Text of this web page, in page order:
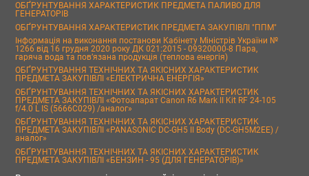
ОБҐРУНТУВАННЯ ХАРАКТЕРИСТИК ПРЕДМЕТА ПАЛИВО ДЛЯ
ГЕНЕРАТОРІВ
ОБҐРУНТУВАННЯ ХАРАКТЕРИСТИК ПРЕДМЕТА ЗАКУПІВЛІ "ППМ"
Інформація на виконання постанови Кабінету Міністрів України №
1266 від 16 грудня 2020 року ДК 021:2015 - 09320000-8 Пара,
гаряча вода та пов’язана продукція (теплова енергія)
ОБҐРУНТУВАННЯ ТЕХНІЧНИХ ТА ЯКІСНИХ ХАРАКТЕРИСТИК
ПРЕДМЕТА ЗАКУПІВЛІ «ЕЛЕКТРИЧНА ЕНЕРГІЯ»
ОБҐРУНТУВАННЯ ТЕХНІЧНИХ ТА ЯКІСНИХ ХАРАКТЕРИСТИК
ПРЕДМЕТА ЗАКУПІВЛІ «Фотоапарат Canon R6 Mark II Kit RF 24-105
f/4.0 L IS (5666C029) /аналог»
ОБҐРУНТУВАННЯ ТЕХНІЧНИХ ТА ЯКІСНИХ ХАРАКТЕРИСТИК
ПРЕДМЕТА ЗАКУПІВЛІ «PANASONIC DC-GH5 II Body (DC-GH5M2EE) /
аналог»
ОБҐРУНТУВАННЯ ТЕХНІЧНИХ ТА ЯКІСНИХ ХАРАКТЕРИСТИК
ПРЕДМЕТА ЗАКУПІВЛІ «БЕНЗИН - 95 (ДЛЯ ГЕНЕРАТОРІВ)»